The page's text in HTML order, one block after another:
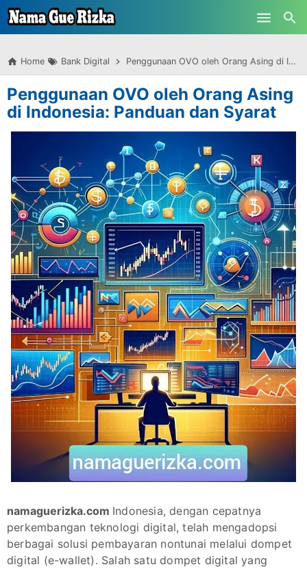
-->
Skip to main content
Home Bank Digital Penggunaan OVO oleh Orang Asing di Indonesia: Panduan dan Syarat
Penggunaan OVO oleh Orang Asing
di Indonesia: Panduan dan Syarat
namaguerizka.com Indonesia, dengan cepatnya
perkembangan teknologi digital, telah mengadopsi
berbagai solusi pembayaran nontunai melalui dompet
digital (e-wallet). Salah satu dompet digital yang